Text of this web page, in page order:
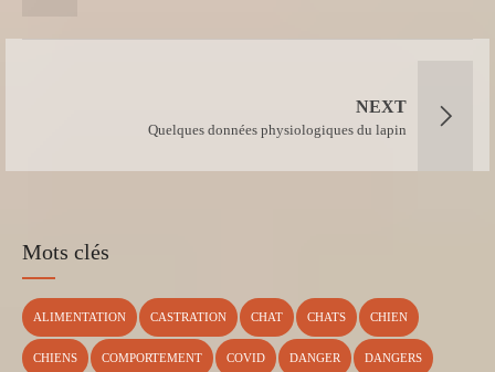
NEXT
Quelques données physiologiques du lapin
Mots clés
ALIMENTATION CASTRATION CHAT CHATS CHIEN
CHIENS COMPORTEMENT COVID DANGER DANGERS